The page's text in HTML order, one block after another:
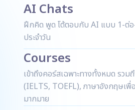
AI Chats
ฝึกคิด พูด โต้ตอบกับ AI แบบ 1-ต่
ประจำวัน
Courses
เข้าถึงคอร์สเฉพาะทางทั้งหมด รว
(IELTS, TOEFL), ภาษาอังกฤษเ
มากมาย